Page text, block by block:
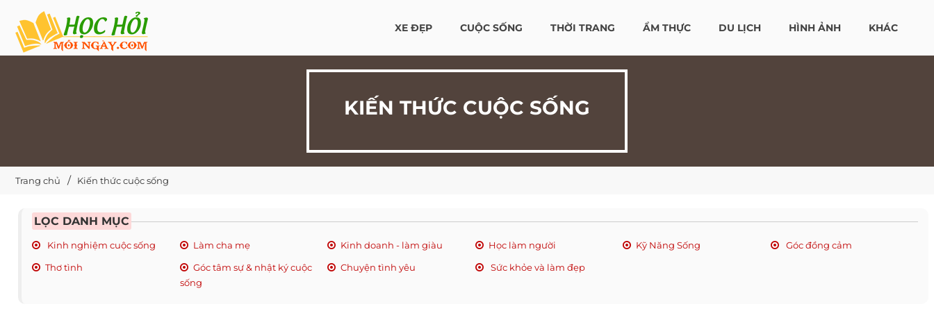
XE ĐẸP CUỘC SỐNG THỜI TRANG ẨM THỰC DU LỊCH HÌNH ẢNH KHÁC
KIẾN THỨC CUỘC SỐNG
Trang chủ Kiến thức cuộc sống
LỌC DANH MỤC
Kinh nghiệm cuộc sống Làm cha mẹ Kinh doanh - làm giàu Học làm người Kỹ Năng Sống
Góc đồng cảm
Thơ tình
Góc tâm sự & nhật ký cuộc
sống
Chuyện tình yêu Sức khỏe và làm đẹp